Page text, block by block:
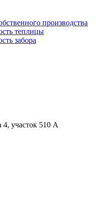
производства
теплицы
забора
участок 510 А